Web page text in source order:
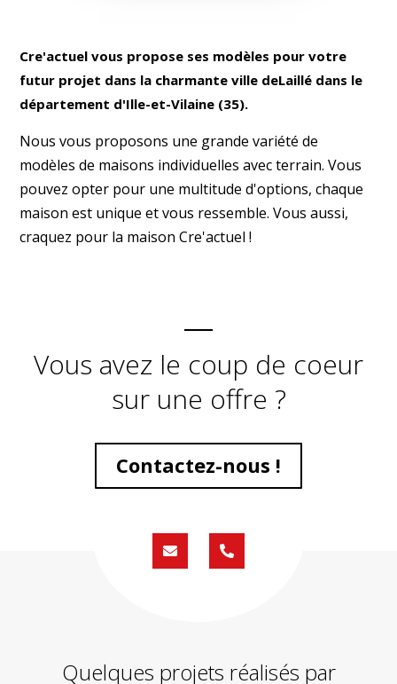
Cre'actuel vous propose ses modèles pour votre
futur projet dans la charmante ville deLaillé dans le
département d'Ille-et-Vilaine (35).
Nous vous proposons une grande variété de
modèles de maisons individuelles avec terrain. Vous
pouvez opter pour une multitude d'options, chaque
maison est unique et vous ressemble. Vous aussi,
craquez pour la maison Cre'actuel !
Vous avez le coup de coeur
sur une offre ?
Contactez-nous !
Formulaire
de
02
59
Quelques projets réalisés par